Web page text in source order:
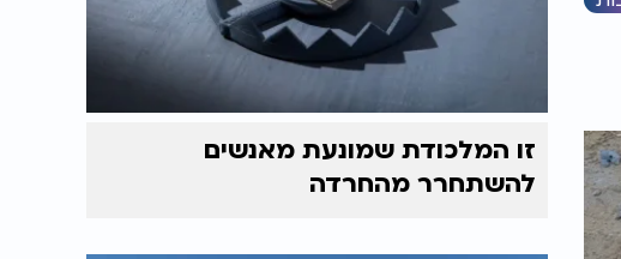
זו המלכודת שמונעת מאנשים
להשתחרר מהחרדה